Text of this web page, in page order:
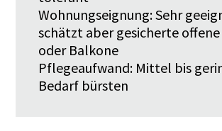
Wohnungseignung: Sehr
schätzt aber gesicherte
oder Balkone
Pflegeaufwand: Mittel bis
Bedarf bürsten